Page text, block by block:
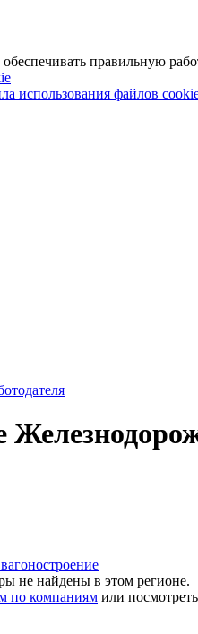
правильную
использования файлов
не найдены в этом регионе.
по компаниям или посмотреть